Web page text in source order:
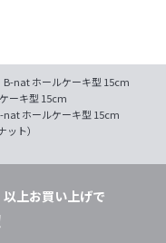
B-nat ホールケーキ型 15cm
ーキ型 15cm
nat ホールケーキ型 15cm
ト）
上お買い上げで